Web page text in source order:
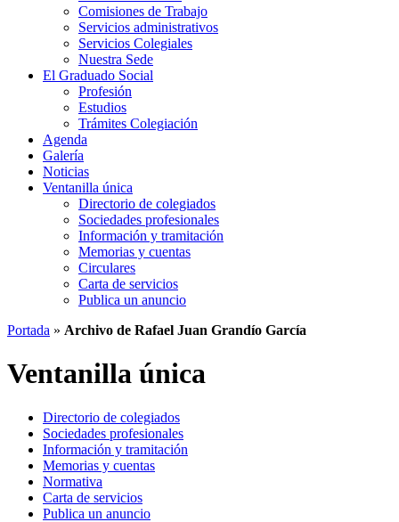
Comisiones de Trabajo
Servicios administrativos
Servicios Colegiales
Nuestra Sede
El Graduado Social
Profesión
Estudios
Trámites Colegiación
Agenda
Galería
Noticias
Ventanilla única
Directorio de colegiados
Sociedades profesionales
Información y tramitación
Memorias y cuentas
Circulares
Carta de servicios
Publica un anuncio
Portada » Archivo de Rafael Juan Grandío García
Ventanilla única
Directorio de colegiados
Sociedades profesionales
Información y tramitación
Memorias y cuentas
Normativa
Carta de servicios
Publica un anuncio